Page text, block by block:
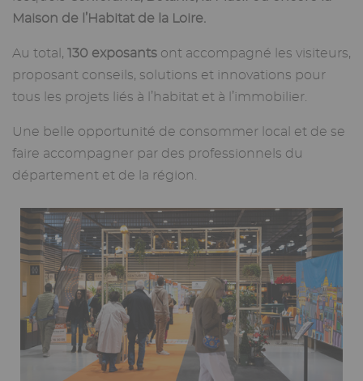
Maison de l’Habitat de la Loire.
Au total, 130 exposants ont accompagné les visiteurs,
proposant conseils, solutions et innovations pour
tous les projets liés à l’habitat et à l’immobilier.
Une belle opportunité de consommer local et de se
faire accompagner par des professionnels du
département et de la région.
Image